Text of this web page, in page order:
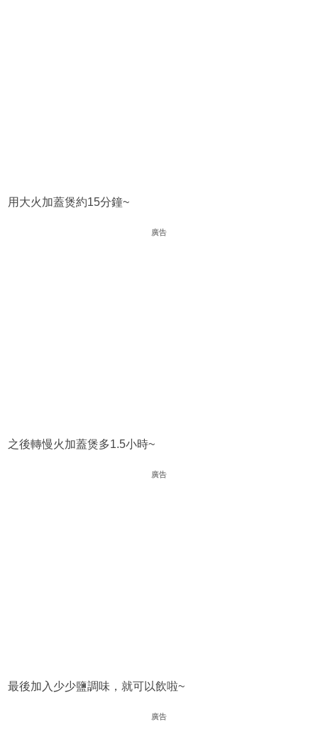
用大火加蓋煲約15分鐘~
廣告
之後轉慢火加蓋煲多1.5小時~
廣告
最後加入少少鹽調味，就可以飲啦~
廣告